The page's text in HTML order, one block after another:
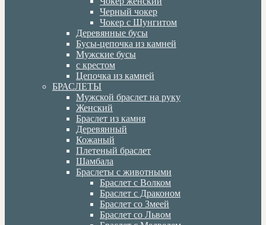
Черный чокер
Чокер с Шунгитом
Деревянные бусы
Бусы-цепочка из камней
Мужские бусы
с крестом
Цепочка из камней
БРАСЛЕТЫ
Мужской браслет на руку
Женский
Браслет из камня
Деревянный
Кожаный
Плетеный браслет
Шамбала
Браслеты с животными
Браслет с Волком
Браслет с Драконом
Браслет со Змеей
Браслет со Львом